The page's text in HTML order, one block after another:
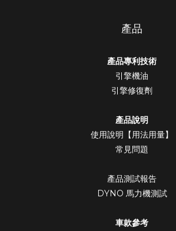
產品
產品專利技術
引擎機油
引擎修復劑
產品說明
使用說明【用法用量】
常見問題
產品測試報告
DYNO 馬力機測試
車款參考